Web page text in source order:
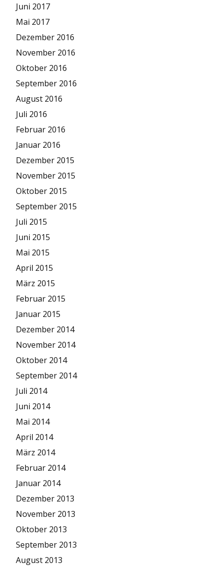
Juni 2017
Mai 2017
Dezember 2016
November 2016
Oktober 2016
September 2016
August 2016
Juli 2016
Februar 2016
Januar 2016
Dezember 2015
November 2015
Oktober 2015
September 2015
Juli 2015
Juni 2015
Mai 2015
April 2015
März 2015
Februar 2015
Januar 2015
Dezember 2014
November 2014
Oktober 2014
September 2014
Juli 2014
Juni 2014
Mai 2014
April 2014
März 2014
Februar 2014
Januar 2014
Dezember 2013
November 2013
Oktober 2013
September 2013
August 2013